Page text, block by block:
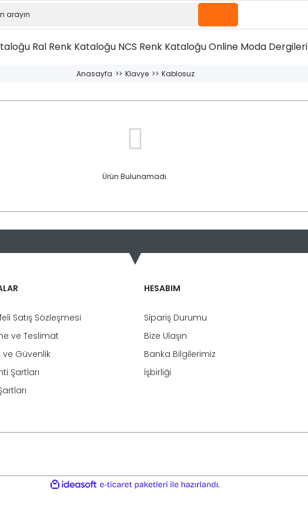
Ral Renk Kataloğu NCS Renk KataloğuOnline Moda Dergileri
Anasayfa Klavye Kablosuz
Ürün Bulunamadı.
Satış Sözleşmesi
ve Teslimat
ve Güvenlik
Şartları
HESABIM
Sipariş Durumu
Bize Ulaşın
Banka Bilgilerimiz
İşbirliği
ideasoft
e-